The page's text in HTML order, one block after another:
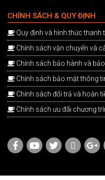
CHÍNH SÁCH & QUY ĐỊNH
Quy định và hình thức thanh
Chính sách vận chuyển và
Chính sách bảo hành và
Chính sách bảo mật thông
Chính sách đổi trả và hoàn
Chính sách ưu đãi chương